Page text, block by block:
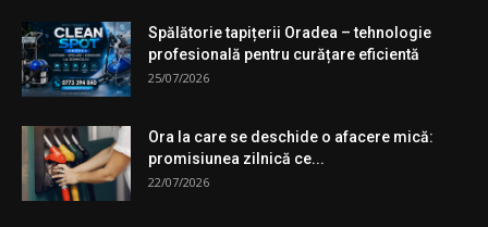
Spălătorie tapițerii Oradea – tehnologie
profesională pentru curățare eficientă
25/07/2026
Ora la care se deschide o afacere mică:
promisiunea zilnică ce...
22/07/2026